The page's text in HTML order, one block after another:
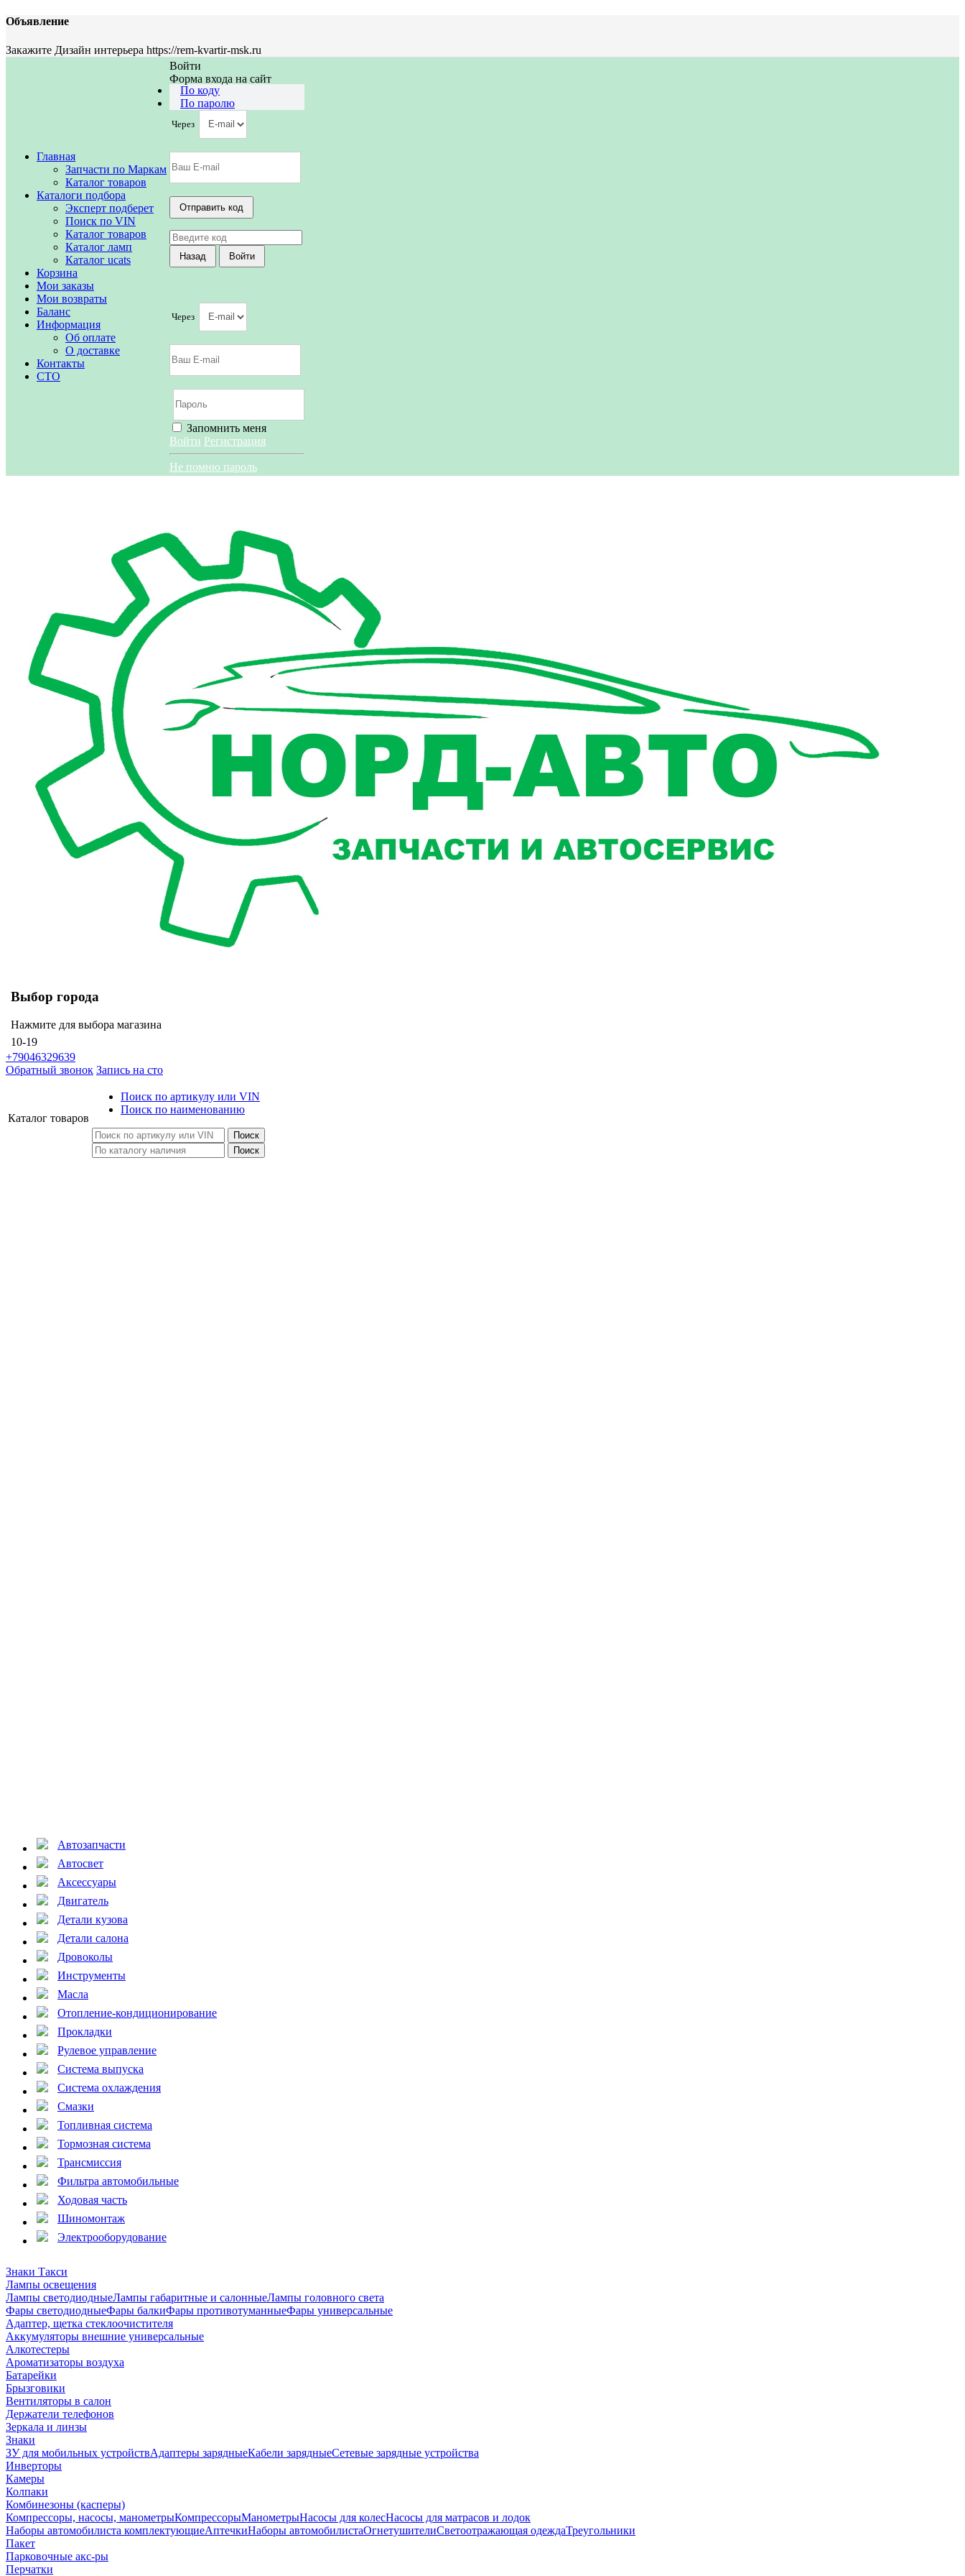
Объявление
Закажите Дизайн интерьера https://rem-kvartir-msk.ru
Главная
Запчасти по Маркам
Каталог товаров
Каталоги подбора
Эксперт подберет
Поиск по VIN
Каталог товаров
Каталог ламп
Каталог ucats
Корзина
Мои заказы
Мои возвраты
Баланс
Информация
Об оплате
О доставке
Контакты
СТО
Войти
Форма входа на сайт
По коду
По паролю
Через
Через
Запомнить меня
Войти Регистрация
Не помню пароль
Выбор города
Нажмите для выбора магазина
10-19
+79046329639
Обратный звонок Запись на сто
Каталог товаров
Поиск по артикулу или VIN
Поиск по наименованию
Поиск
Поиск
Автозапчасти
Автосвет
Аксессуары
Двигатель
Детали кузова
Детали салона
Дровоколы
Инструменты
Масла
Отопление-кондиционирование
Прокладки
Рулевое управление
Система выпуска
Система охлаждения
Смазки
Топливная система
Тормозная система
Трансмиссия
Фильтра автомобильные
Ходовая часть
Шиномонтаж
Электрооборудование
Знаки Такси
Лампы освещения
Лампы светодиодныеЛампы габаритные и салонныеЛампы головного света
Фары светодиодныеФары балкиФары противотуманныеФары универсальные
Адаптер, щетка стеклоочистителя
Аккумуляторы внешние универсальные
Алкотестеры
Ароматизаторы воздуха
Батарейки
Брызговики
Вентиляторы в салон
Держатели телефонов
Зеркала и линзы
Знаки
ЗУ для мобильных устройствАдаптеры зарядныеКабели зарядныеСетевые зарядные устройства
Инверторы
Камеры
Колпаки
Комбинезоны (касперы)
Компрессоры, насосы, манометрыКомпрессорыМанометрыНасосы для колесНасосы для матрасов и лодок
Наборы автомобилиста комплектующиеАптечкиНаборы автомобилистаОгнетушителиСветоотражающая одеждаТреугольники
Пакет
Парковочные акс-ры
Перчатки